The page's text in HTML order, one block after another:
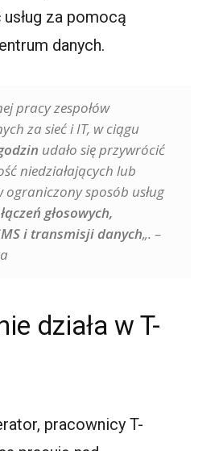
za pomocą
danych.
pracy zespołów
za sieć i IT, w ciągu
udało się przywrócić
niedziałających lub
ograniczony sposób usług
głosowych,
i transmisji danych„. –
działa w T-
pracownicy T-